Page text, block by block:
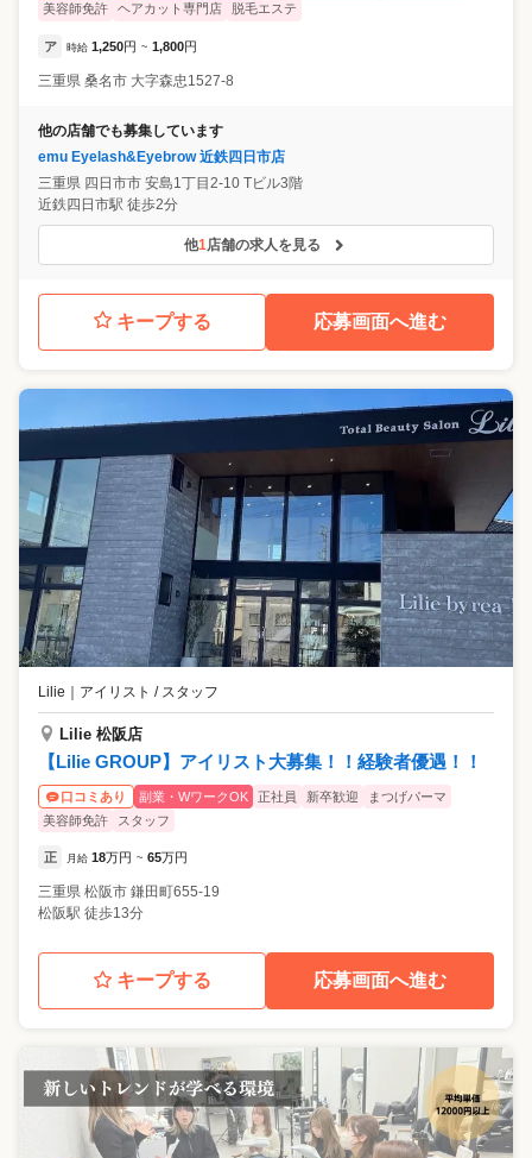
美容師免許
ヘアカット専門店 脱毛エステ
ア 時給 1,250円 ~ 1,800円
三重県 桑名市 大字森忠1527-8
他の店舗でも募集しています
emu Eyelash&Eyebrow 近鉄四日市店
三重県 四日市市 安島1丁目2-10 Tビル3階
近鉄四日市駅 徒歩2分
他1店舗の求人を見る
キープする 応募画面へ進む
Lilie アイリスト / スタッフ
Lilie 松阪店
【Lilie GROUP】アイリスト大募集！！経験者優遇！！
口コミあり 副業・WワークOK 正社員 新卒歓迎
まつげパーマ
美容師免許
スタッフ
正 月給 18万円 ~ 65万円
三重県 松阪市 鎌田町655-19
松阪駅 徒歩13分
キープする 応募画面へ進む